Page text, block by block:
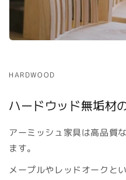
HARDWOOD
ハードウッド無垢材
アーミッシュ家具は高品質
ます。
メープルやレッドオークと